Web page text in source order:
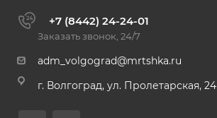
+7 (8442) 24-24-01
Заказать звонок, 24/7
adm_volgograd@mrtshka.ru
г. Волгоград, ул. Пролетарская, 24